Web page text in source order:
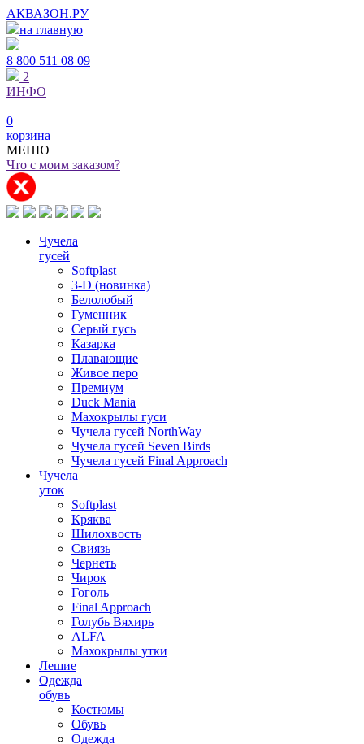
АКВАЗОН.РУ
на главную
8 800 511 08 09
2
ИНФО
0
корзина
МЕНЮ
Что с моим заказом?
Чучела
гусей
Softplast
3-D (новинка)
Белолобый
Гуменник
Серый гусь
Казарка
Плавающие
Живое перо
Премиум
Duck Mania
Махокрылы гуси
Чучела гусей NorthWay
Чучела гусей Seven Birds
Чучела гусей Final Approach
Чучела
уток
Softplast
Кряква
Шилохвость
Свиязь
Чернеть
Чирок
Гоголь
Final Approach
Голубь Вяхирь
ALFA
Махокрылы утки
Лешие
Одежда
обувь
Костюмы
Обувь
Одежда